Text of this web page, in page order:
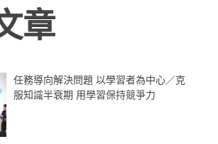
章
任務導向解決問題 以學習者為中心／克
服知識半衰期 用學習保持競爭力